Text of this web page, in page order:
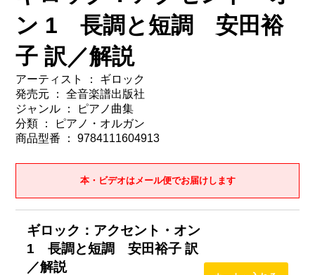
ン 1 長調と短調 安田裕
子 訳／解説
アーティスト ： ギロック
発売元 ： 全音楽譜出版社
ジャンル ： ピアノ曲集
分類 ： ピアノ・オルガン
商品型番 ： 9784111604913
本・ビデオはメール便でお届けします
ギロック：アクセント・オン
1 長調と短調 安田裕子 訳
／解説